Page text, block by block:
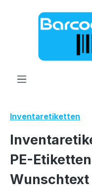
Zum Hauptinhalt
Inventaretiketten
PE-
Wunschtext